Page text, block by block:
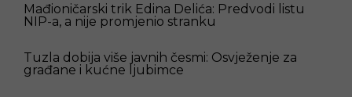
Mađioničarski trik Edina Delića: Predvodi listu
NIP-a, a nije promjenio stranku
Tuzla dobija više javnih česmi: Osvježenje za
građane i kućne ljubimce